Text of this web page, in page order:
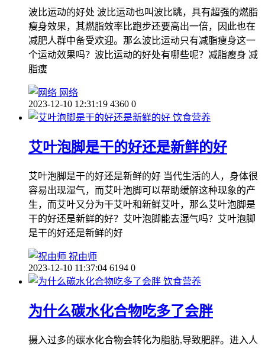
波比运动的好处 波比运动也叫波比跳，具有超强的燃脂
瘦身效果，其燃脂效率比跑步还要高出一倍，因此也在
减肥人群中备受欢迎。那么波比运动只有减脂瘦身这一
个运动效果吗？波比运动的好处有哪些呢？减脂瘦身 减
脂瘦
网络
2023-12-10 12:31:19 4360 0
饮食营养
艾叶泡脚是干的好还是新鲜的好
艾叶泡脚是干的好还是新鲜的好 当代生活的人，身体很
容易出现湿气，而艾叶泡脚可以帮助缓解这种现象的产
生，而艾叶又分为干艾叶和新鲜艾叶，那么艾叶泡脚是
干的好还是新鲜的好？艾叶泡脚能去湿气吗？艾叶泡脚
是干的好还是新鲜的好
祝由师
2023-12-10 11:37:04 6194 0
饮食营养
为什么碳水化合物吃多了会胖
摄入过多的碳水化合物会转化为脂肪,导致肥胖。进入人